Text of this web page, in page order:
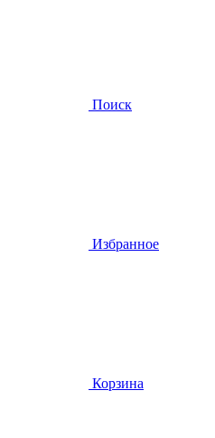
Поиск
Избранное
Корзина